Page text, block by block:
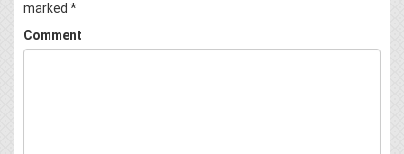
marked *
Comment